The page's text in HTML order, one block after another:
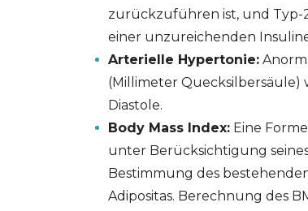
zurückzuführen ist, und Typ-
einer unzureichenden
Arterielle Hypertonie:
(Millimeter
Diastole.
Body Mass Index:Eine
unter Berücksichtigung
Bestimmung des
Adipositas. Berechnung des